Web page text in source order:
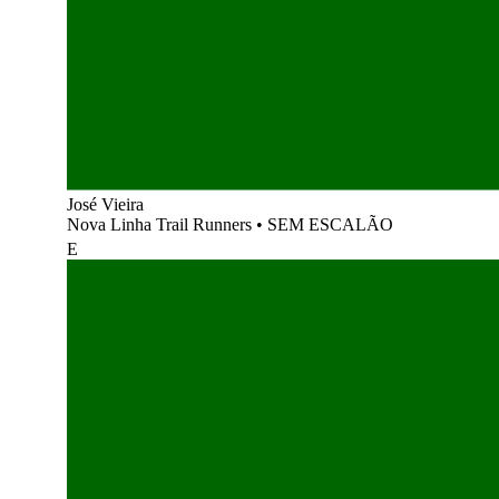
José Vieira
Nova Linha Trail Runners • SEM ESCALÃO
E